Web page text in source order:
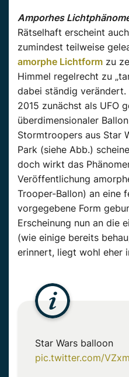
Amporhes
Rätselhaft erscheint
zumindest teilweise
amorphe Lichtform zu
Himmel regelrecht zu
dabei ständig verändert.
2015 zunächst als UFO
überdimensionaler
Stormtroopers aus Star
Park (siehe Abb.)
doch wirkt das
Veröffentlichung
Trooper-Ballon) an eine
vorgegebene Form
Erscheinung nun an die
(wie einige bereits
erinnert, liegt wohl eher
Star Wars balloon
pic.twitter.com/